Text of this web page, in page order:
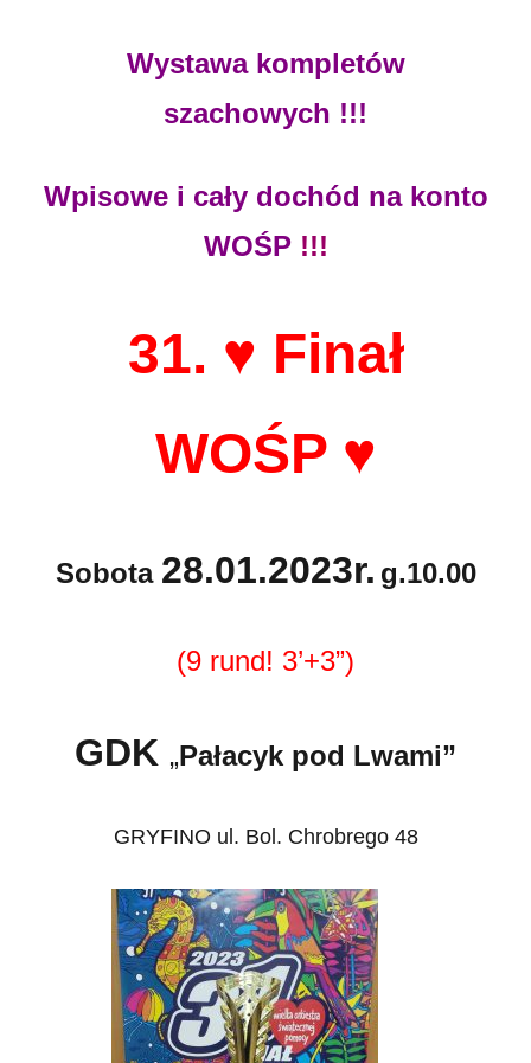
Wystawa kompletów
szachowych !!!
Wpisowe i cały dochód na konto
WOŚP !!!
31. ♥ Finał
WOŚP ♥
Sobota 28.01.2023r. g.10.00
(9 rund! 3’+3”)
GDK „Pałacyk pod Lwami”
GRYFINO ul. Bol. Chrobrego 48